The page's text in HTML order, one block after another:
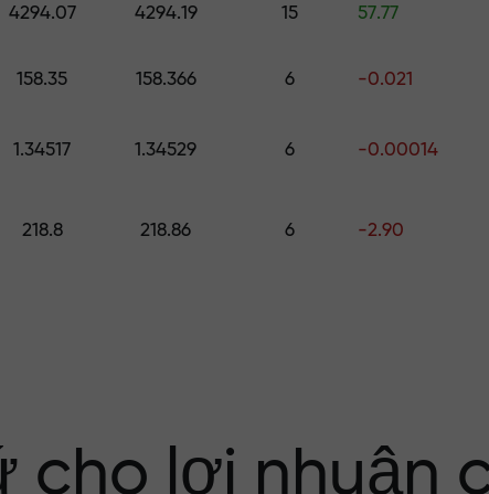
rủi ro —
của bạn
trên thị trường
4294.07 4294.19 15 57.77
158.35 158.366 6 -0.021
1.34517 1.34529 6 -0.00014
218.8 218.86 6 -2.90
cho lợi nhuận